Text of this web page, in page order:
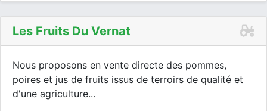
Les Fruits Du Vernat
Nous proposons en vente directe des pommes,
poires et jus de fruits issus de terroirs de qualité et
d'une agriculture...